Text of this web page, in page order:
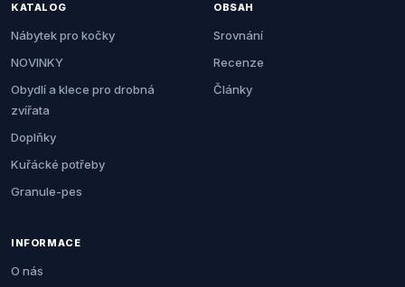
KATALOG
Nábytek pro kočky
NOVINKY
Obydlí a klece pro drobná
zvířata
Doplňky
Kuřácké potřeby
Granule-pes
OBSAH
Srovnání
Recenze
Články
INFORMACE
O nás